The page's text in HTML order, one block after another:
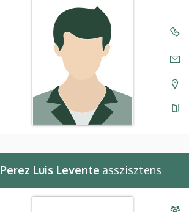
Perez Luis Levente asszisztens